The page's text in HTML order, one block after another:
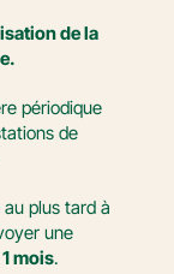
de la
périodique
de
plus tard à
une
1 mois.